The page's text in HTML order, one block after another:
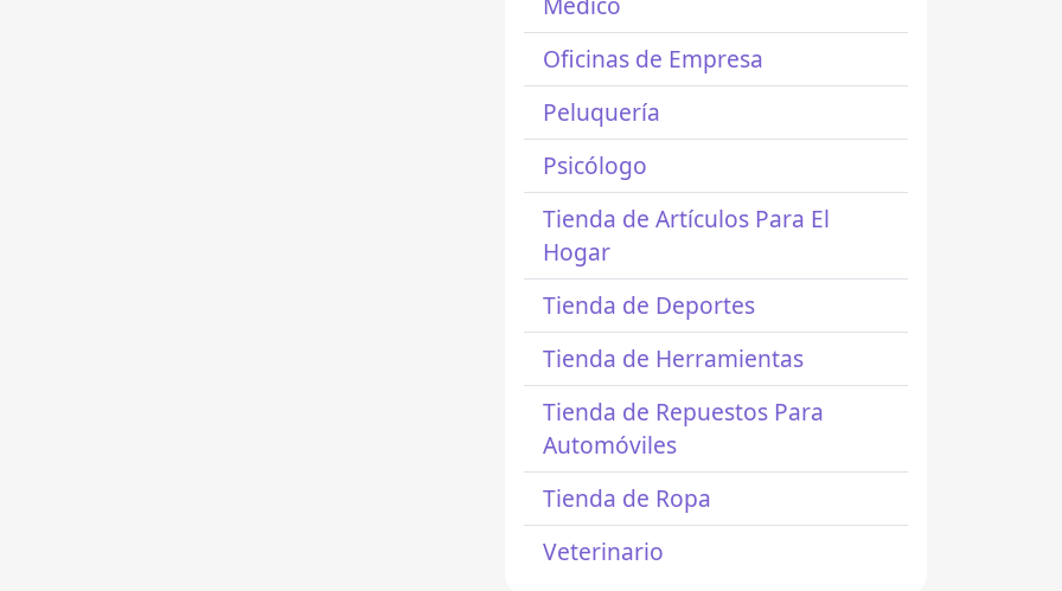
Oficinas de Empresa
Peluquería
Psicólogo
Tienda de Artículos Para El
Hogar
Tienda de Deportes
Tienda de Herramientas
Tienda de Repuestos Para
Automóviles
Tienda de Ropa
Veterinario